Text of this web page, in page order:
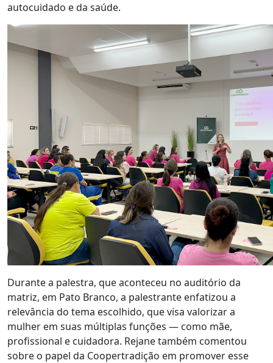
autocuidado e da saúde.
Durante a palestra, que aconteceu no auditório da
matriz, em Pato Branco, a palestrante enfatizou a
relevância do tema escolhido, que visa valorizar a
mulher em suas múltiplas funções — como mãe,
profissional e cuidadora. Rejane também comentou
sobre o papel da Coopertradição em promover esse